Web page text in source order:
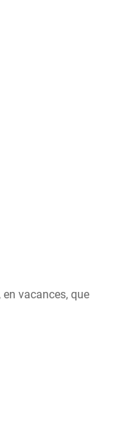
vacances, que